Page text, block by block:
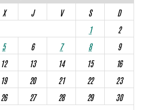
X J V S
D
1
2
5 6 7 8
9
12 13 14 15
16
19 20 21 22
23
26 27 28 29
30